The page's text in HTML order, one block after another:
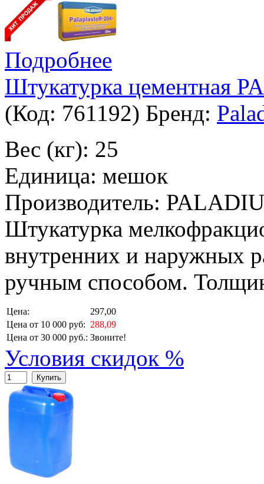
Подробнее
Штукатурка цементная
(Код: 761192) Бренд:
Вес (кг): 25
Единица: мешок
Производитель:
Штукатурка
внутренних и наружных
ручным способом.
Цена:
297,00
Цена от 10 000 руб: 288,09
Цена от 30 000 руб.: Звоните!
Условия скидок %
Купить